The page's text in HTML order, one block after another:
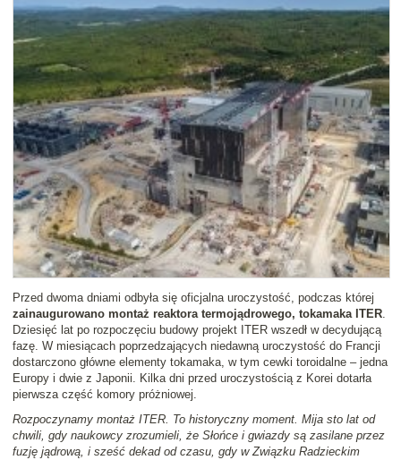
Przed dwoma dniami odbyła się oficjalna uroczystość, podczas której
zainaugurowano montaż reaktora termojądrowego, tokamaka ITER.
Dziesięć lat po rozpoczęciu budowy projekt ITER wszedł w decydującą
fazę. W miesiącach poprzedzających niedawną uroczystość do Francji
dostarczono główne elementy tokamaka, w tym cewki toroidalne – jedna
Europy i dwie z Japonii. Kilka dni przed uroczystością z Korei dotarła
pierwsza część komory próżniowej.
Rozpoczynamy montaż ITER. To historyczny moment. Mija sto lat od
chwili, gdy naukowcy zrozumieli, że Słońce i gwiazdy są zasilane przez
fuzję jądrową, i sześć dekad od czasu, gdy w Związku Radzieckim